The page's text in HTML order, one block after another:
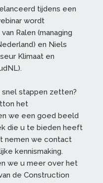
tijdens een
wordt
Ralen (managing
en Niels
Klimaat en
stappen zetten?
het
we een goed beeld
die u te bieden heeft
nemen we contact
kennismaking.
we u meer over het
de Construction